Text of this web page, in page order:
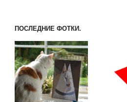
ПОСЛЕДНИЕ ФОТКИ.